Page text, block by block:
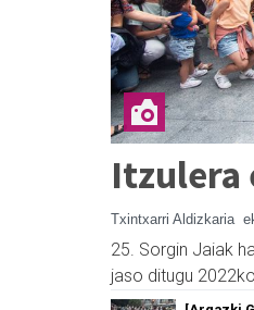
Itzulera
Txintxarri Aldizkaria
25. Sorgin Jaiak
jaso ditugu